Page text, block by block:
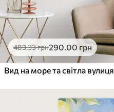
483.33грн290.00 грн
Вид на море та світла вулиця